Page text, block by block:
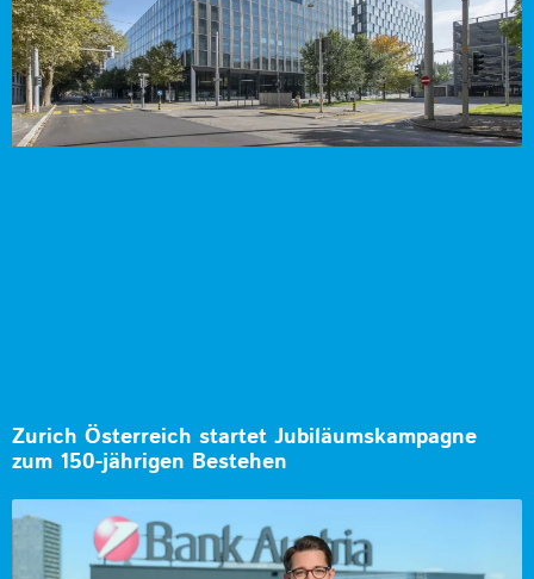
Zurich Österreich startet Jubiläumskampagne
zum 150-jährigen Bestehen